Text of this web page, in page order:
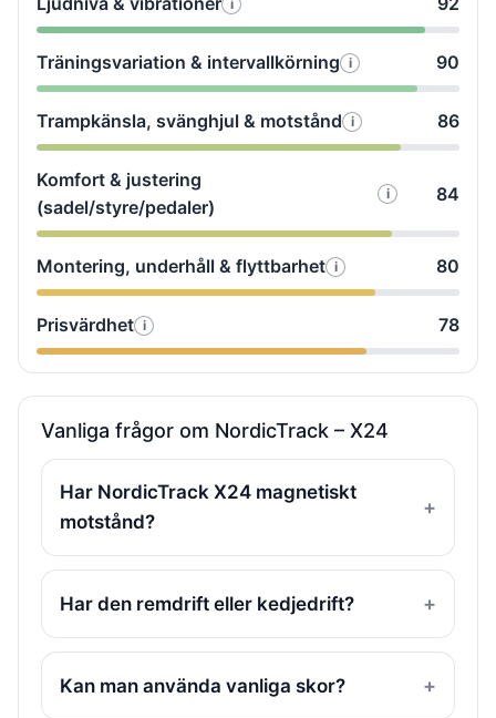
byggkvalitet
i
Så
Träningsvariation & intervallkörning i
Så
vi
intervallkörning
90
Trampkänsla, svänghjul & motstånd i
Så
&
86
Komfort & justering
(sadel/styre/pedaler)
i
Så
testade
Komfort
justering
84
Montering, underhåll & flyttbarhet i
Så
Montering,
underhåll
&
flyttbarhet
80
Prisvärdhet i
Så
testade
vi
Prisvärdhet
78
Vanliga frågor om NordicTrack – X24
Har NordicTrack X24 magnetiskt
motstånd?
Har den remdrift eller kedjedrift?
Kan man använda vanliga skor?